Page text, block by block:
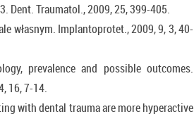
Dent. Traumatol., 2009, 25, 399-405.
własnym. Implantoprotet., 2009, 9, 3, 40-
prevalence and possible outcomes.
16, 7-14.
with dental trauma are more hyperactive